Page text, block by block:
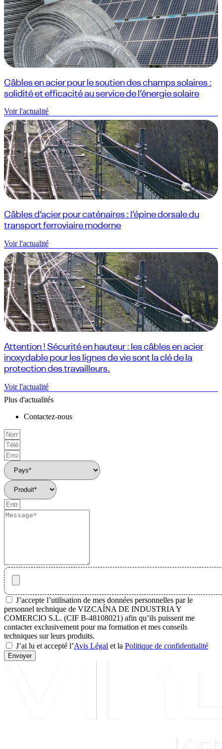
Câbles en acier pour le soutien des champs solaires :
solidité et efficacité au service de l’énergie solaire
Voir l'actualité
Câbles d’acier pour caténaires : l’épine dorsale du
transport ferroviaire moderne
Voir l'actualité
Attention ! Sécurité en hauteur : les câbles en acier
inoxydable pour les lignes de vie sont la clé de la
protection des travailleurs.
Voir l'actualité
Plus d'actualités
Contactez-nous
J’accepte l’utilisation de mes données personnelles par le
personnel technique de VIZCAÍNA DE INDUSTRIA Y
COMERCIO S.L. (CIF B-48108021) afin qu’ils puissent me
contacter exclusivement pour ma formation et mes conseils
techniques sur leurs produits.
J’ai lu et accepté l’Avis Légal et la Politique de confidentialité
Envoyer